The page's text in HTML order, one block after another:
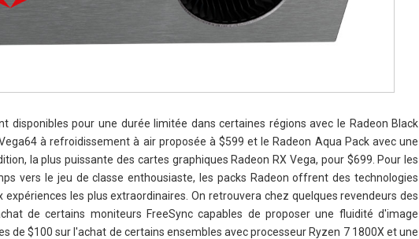
disponibles pour une durée limitée dans certaines régions avec le Radeon Black
à refroidissement à air proposée à $599 et le Radeon Aqua Pack avec une
la plus puissante des cartes graphiques Radeon RX Vega, pour $699. Pour les
vers le jeu de classe enthousiaste, les packs Radeon offrent des technologies
les plus extraordinaires. On retrouvera chez quelques revendeurs des
de certains moniteurs FreeSync capables de proposer une fluidité d'image
de $100 sur l'achat de certains ensembles avec processeur Ryzen 7 1800X et une